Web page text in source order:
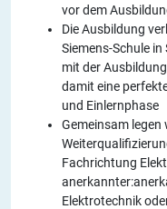
vor dem
Die Ausbildung
Siemens-Schule
mit der
damit eine
und Einlernphase
Gemeinsam legen
Fachrichtung
Elektrotechnik